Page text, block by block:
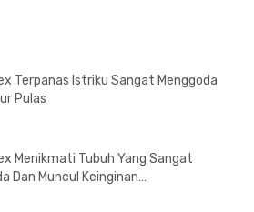
Terpanas Istriku Sangat Menggoda
Pulas
Menikmati Tubuh Yang Sangat
Dan Muncul Keinginan…